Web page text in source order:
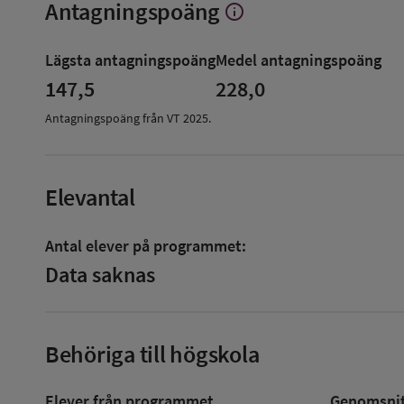
Antagningspoäng Visa
Antagningspoäng
info
Lägsta antagningspoäng
147,5
Medel antagningspoäng
228,0
Antagningspoäng från VT 2025.
Elevantal
Antal elever på programmet:
Data saknas
Behöriga till högskola